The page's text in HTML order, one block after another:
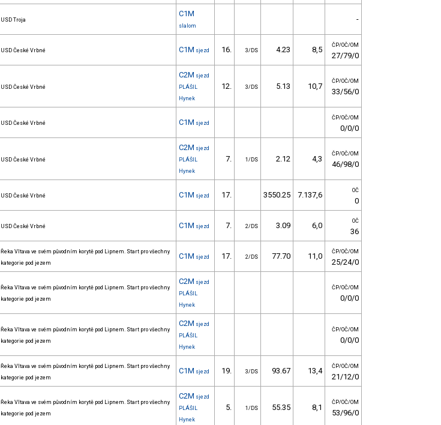
USD Troja
C1M
slalom
-
USD České Vrbné C1M sjezd 16. 3/DS 4.23 8,5 ČP/OČ/OM
27/79/0
USD České Vrbné
C2M sjezd
PLÁŠIL
Hynek
12. 3/DS 5.13 10,7
ČP/OČ/OM
33/56/0
USD České Vrbné C1M sjezd
ČP/OČ/OM
0/0/0
USD České Vrbné
C2M sjezd
PLÁŠIL
Hynek
7. 1/DS 2.12 4,3
ČP/OČ/OM
46/98/0
USD České Vrbné C1M sjezd 17. 3550.25 7.137,6 OČ
0
USD České Vrbné C1M sjezd 7. 2/DS 3.09 6,0 OČ
36
Řeka Vltava ve svém původním korytě pod Lipnem. Start pro všechny
kategorie pod jezem
C1M sjezd 17. 2/DS 77.70 11,0 ČP/OČ/OM
25/24/0
Řeka Vltava ve svém původním korytě pod Lipnem. Start pro všechny
kategorie pod jezem
C2M sjezd
PLÁŠIL
Hynek
ČP/OČ/OM
0/0/0
Řeka Vltava ve svém původním korytě pod Lipnem. Start pro všechny
kategorie pod jezem
C2M sjezd
PLÁŠIL
Hynek
ČP/OČ/OM
0/0/0
Řeka Vltava ve svém původním korytě pod Lipnem. Start pro všechny
kategorie pod jezem
C1M sjezd 19. 3/DS 93.67 13,4 ČP/OČ/OM
21/12/0
Řeka Vltava ve svém původním korytě pod Lipnem. Start pro všechny
kategorie pod jezem
C2M sjezd
PLÁŠIL
Hynek
5. 1/DS 55.35 8,1
ČP/OČ/OM
53/96/0